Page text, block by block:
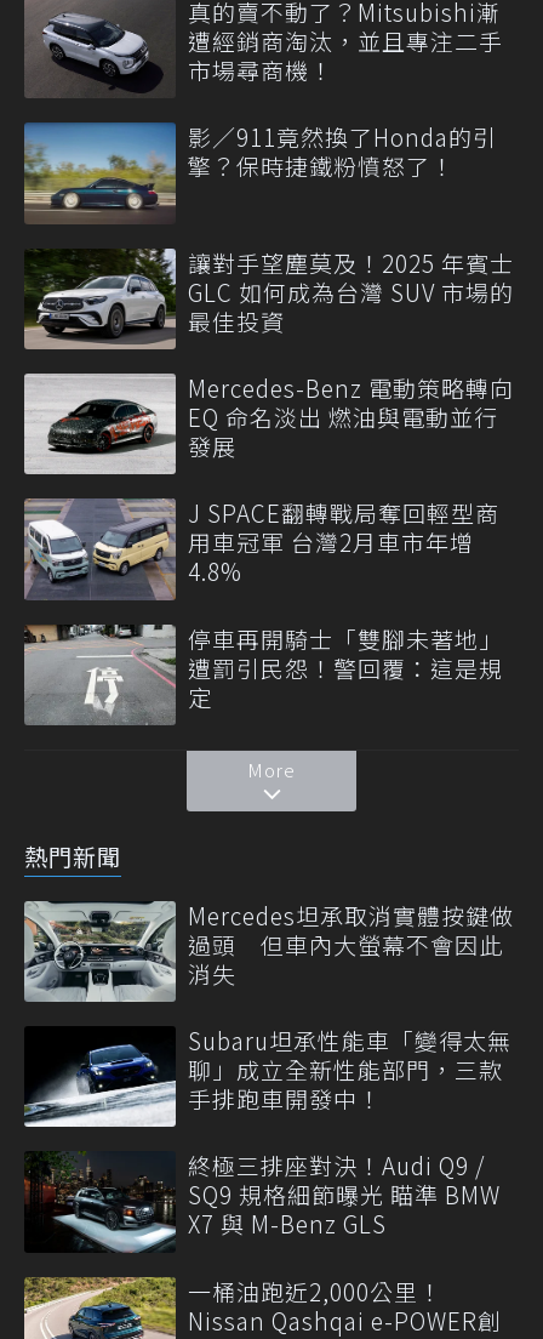
真的賣不動了？Mitsubishi漸
遭經銷商淘汰，並且專注二手
市場尋商機！
影／911竟然換了Honda的引
擎？保時捷鐵粉憤怒了！
讓對手望塵莫及！2025 年賓士
GLC 如何成為台灣 SUV 市場的
最佳投資
Mercedes-Benz 電動策略轉向
EQ 命名淡出 燃油與電動並行
發展
J SPACE翻轉戰局奪回輕型商
用車冠軍 台灣2月車市年增
4.8%
停車再開騎士「雙腳未著地」
遭罰引民怨！警回覆：這是規
定
More
熱門新聞
Mercedes坦承取消實體按鍵做
過頭 但車內大螢幕不會因此
消失
Subaru坦承性能車「變得太無
聊」成立全新性能部門，三款
手排跑車開發中！
終極三排座對決！Audi Q9 /
SQ9 規格細節曝光 瞄準 BMW
X7 與 M-Benz GLS
一桶油跑近2,000公里！
Nissan Qashqai e-POWER創